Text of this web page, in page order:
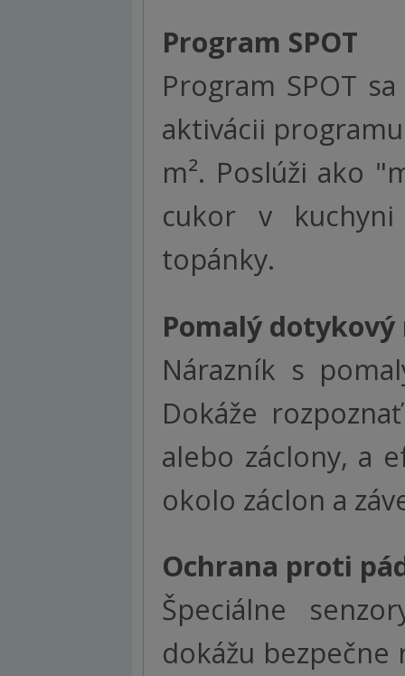
Program SPOT
Program SPOT
aktivácii
m². Poslúži ako
cukor v
topánky.
Pomalý
Nárazník s
Dokáže
alebo záclony, a
okolo záclon a
Ochrana proti
Špeciálne
dokážu